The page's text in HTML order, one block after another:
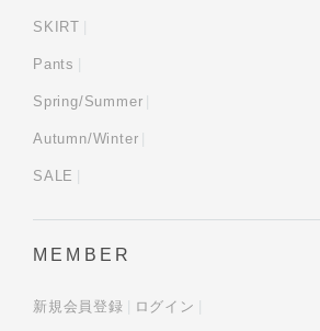
SKIRT
Pants
Spring/Summer
Autumn/Winter
SALE
MEMBER
新規会員登録 ログイン